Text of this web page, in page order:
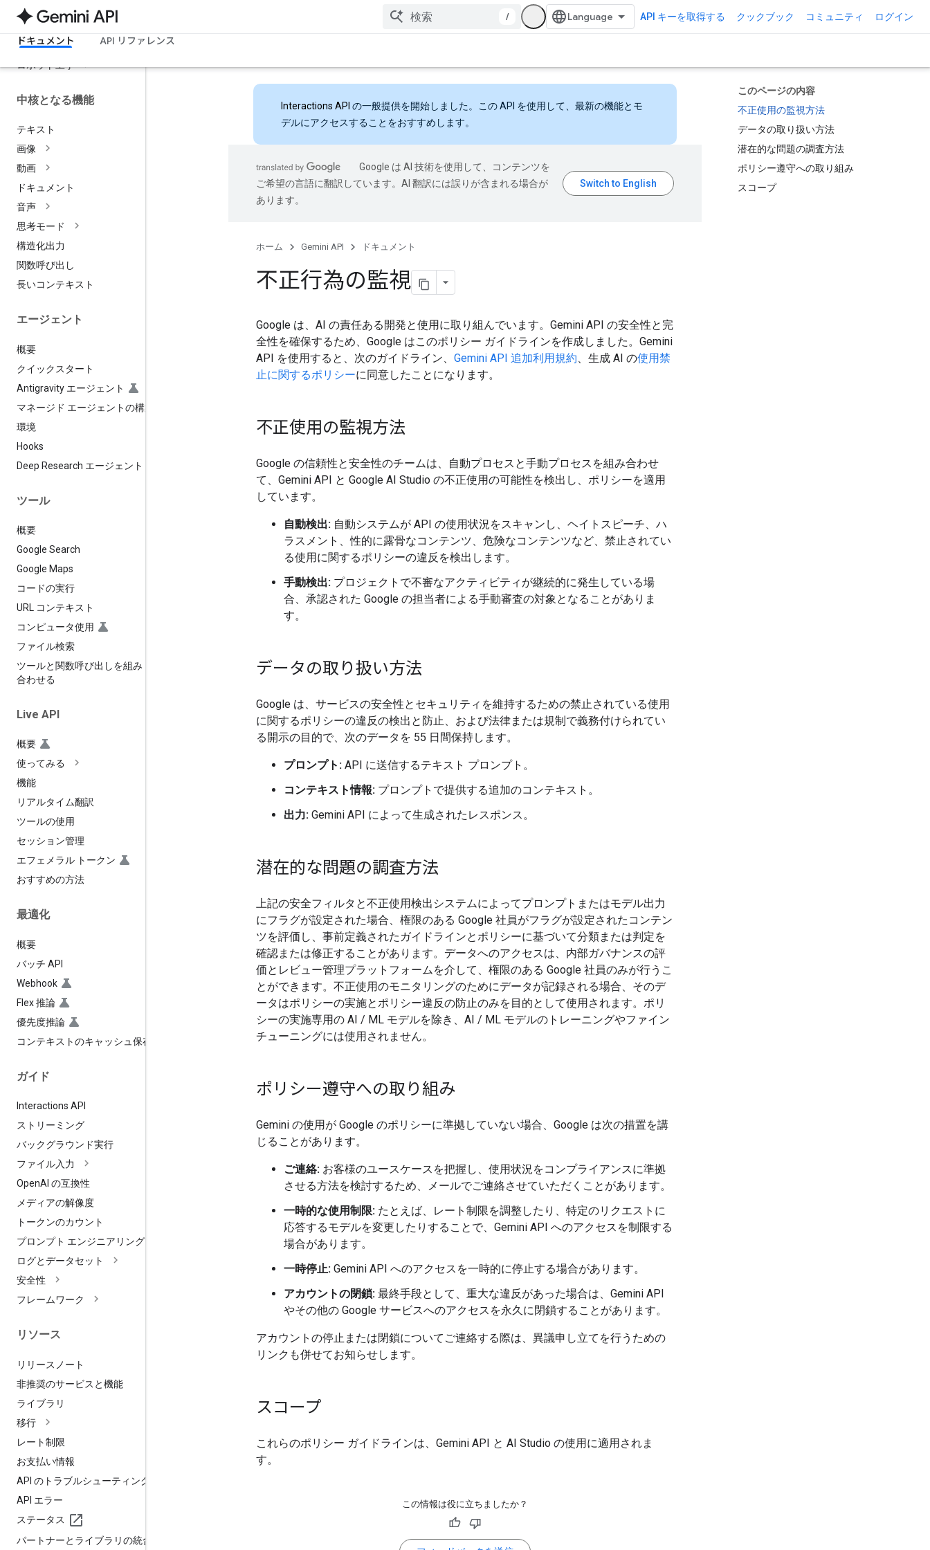
/ API キーを取得する クックブック コミュニティ ログイン
ドキュメント API リファレンス
ライブ
リアルタイム翻訳
エンベディング
ロボット工学
中核となる機能
テキスト
画像
動画
ドキュメント
音声
思考モード
構造化出力
関数呼び出し
長いコンテキスト
エージェント
概要
クイックスタート
Antigravity エージェント
マネージド エージェントの構築
環境
Hooks
Deep Research エージェント
ツール
概要
Google Search
Google Maps
コードの実行
URL コンテキスト
コンピュータ使用
ファイル検索
ツールと関数呼び出しを組み
合わせる
Live API
概要
使ってみる
機能
リアルタイム翻訳
ツールの使用
セッション管理
エフェメラル トークン
おすすめの方法
最適化
概要
バッチ API
Webhook
Flex 推論
優先度推論
コンテキストのキャッシュ保存
ガイド
Interactions API
ストリーミング
バックグラウンド実行
ファイル入力
OpenAI の互換性
メディアの解像度
トークンのカウント
プロンプト エンジニアリング
ログとデータセット
安全性
フレームワーク
リソース
リリースノート
非推奨のサービスと機能
ライブラリ
移行
レート制限
お支払い情報
API のトラブルシューティング
API エラー
ステータス
パートナーとライブラリの統合
このページの内容
不正使用の監視方法
データの取り扱い方法
潜在的な問題の調査方法
ポリシー遵守への取り組み
スコープ
Interactions API の一般提供を開始しました。この API を使用して、最新の機能とモ
デルにアクセスすることをおすすめします。
Google は AI 技術を使用して、コンテンツを
ご希望の言語に翻訳しています。AI 翻訳には誤りが含まれる場合が
あります。
ホーム Gemini API ドキュメント
不正行為の監視
Google は、AI の責任ある開発と使用に取り組んでいます。Gemini API の安全性と完
全性を確保するため、Google はこのポリシー ガイドラインを作成しました。Gemini
API を使用すると、次のガイドライン、 Gemini API 追加利用規約、生成 AI の使用禁
止に関するポリシーに同意したことになります。
不正使用の監視方法
Google の信頼性と安全性のチームは、自動プロセスと手動プロセスを組み合わせ
て、Gemini API と Google AI Studio の不正使用の可能性を検出し、ポリシーを適用
しています。
自動検出: 自動システムが API の使用状況をスキャンし、ヘイトスピーチ、ハ
ラスメント、性的に露骨なコンテンツ、危険なコンテンツなど、禁止されてい
る使用に関するポリシーの違反を検出します。
手動検出: プロジェクトで不審なアクティビティが継続的に発生している場
合、承認された Google の担当者による手動審査の対象となることがありま
す。
データの取り扱い方法
Google は、サービスの安全性とセキュリティを維持するための禁止されている使用
に関するポリシーの違反の検出と防止、および法律または規制で義務付けられてい
る開示の目的で、次のデータを 55 日間保持します。
プロンプト: API に送信するテキスト プロンプト。
コンテキスト情報: プロンプトで提供する追加のコンテキスト。
出力: Gemini API によって生成されたレスポンス。
潜在的な問題の調査方法
上記の安全フィルタと不正使用検出システムによってプロンプトまたはモデル出力
にフラグが設定された場合、権限のある Google 社員がフラグが設定されたコンテン
ツを評価し、事前定義されたガイドラインとポリシーに基づいて分類または判定を
確認または修正することがあります。データへのアクセスは、内部ガバナンスの評
価とレビュー管理プラットフォームを介して、権限のある Google 社員のみが行うこ
とができます。不正使用のモニタリングのためにデータが記録される場合、そのデ
ータはポリシーの実施とポリシー違反の防止のみを目的として使用されます。ポリ
シーの実施専用の AI / ML モデルを除き、AI / ML モデルのトレーニングやファイン
チューニングには使用されません。
ポリシー遵守への取り組み
Gemini の使用が Google のポリシーに準拠していない場合、Google は次の措置を講
じることがあります。
ご連絡: お客様のユースケースを把握し、使用状況をコンプライアンスに準拠
させる方法を検討するため、メールでご連絡させていただくことがあります。
一時的な使用制限: たとえば、レート制限を調整したり、特定のリクエストに
応答するモデルを変更したりすることで、Gemini API へのアクセスを制限する
場合があります。
一時停止: Gemini API へのアクセスを一時的に停止する場合があります。
アカウントの閉鎖: 最終手段として、重大な違反があった場合は、Gemini API
やその他の Google サービスへのアクセスを永久に閉鎖することがあります。
アカウントの停止または閉鎖についてご連絡する際は、異議申し立てを行うための
リンクも併せてお知らせします。
スコープ
これらのポリシー ガイドラインは、Gemini API と AI Studio の使用に適用されま
す。
この情報は役に立ちましたか？